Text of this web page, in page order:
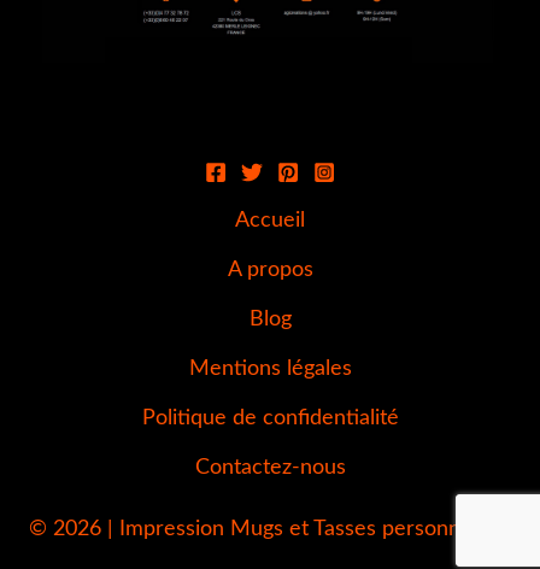
Accueil
A propos
Blog
Mentions légales
Politique de confidentialité
Contactez-nous
© 2026 | Impression Mugs et Tasses personnalisés